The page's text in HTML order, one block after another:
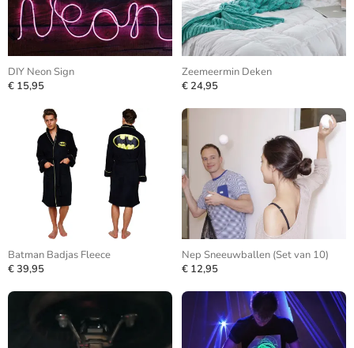
DIY Neon Sign
€ 15,95
Zeemeermin Deken
€ 24,95
Batman Badjas Fleece
€ 39,95
Nep Sneeuwballen (Set van 10)
€ 12,95